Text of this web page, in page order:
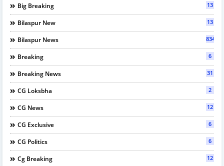
Big Breaking 13
Bilaspur New 13
Bilaspur News 834
Breaking 6
Breaking News 31
CG Loksbha 2
CG News 12
CG Exclusive 6
CG Politics 6
Cg Breaking 12